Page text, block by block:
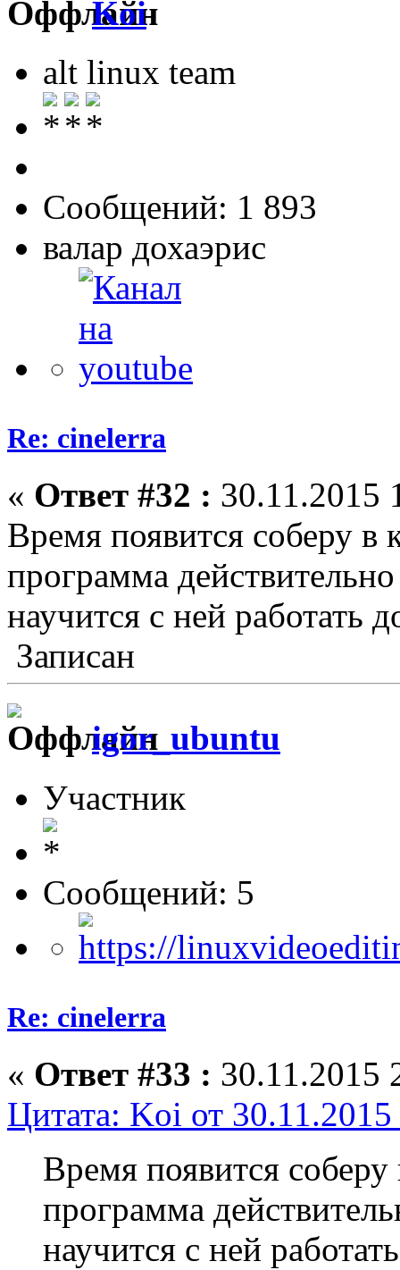
Koi
alt linux team
Сообщений: 1 893
валар дохаэрис
Re: cinelerra
« Ответ #32 : 30.11.2015
Время появится соберу в
программа
научится с ней работать
Записан
igor_ubuntu
Участник
Сообщений: 5
Re: cinelerra
« Ответ #33 : 30.11.2015
Цитата: Koi от
Время появится
программа
научится с ней